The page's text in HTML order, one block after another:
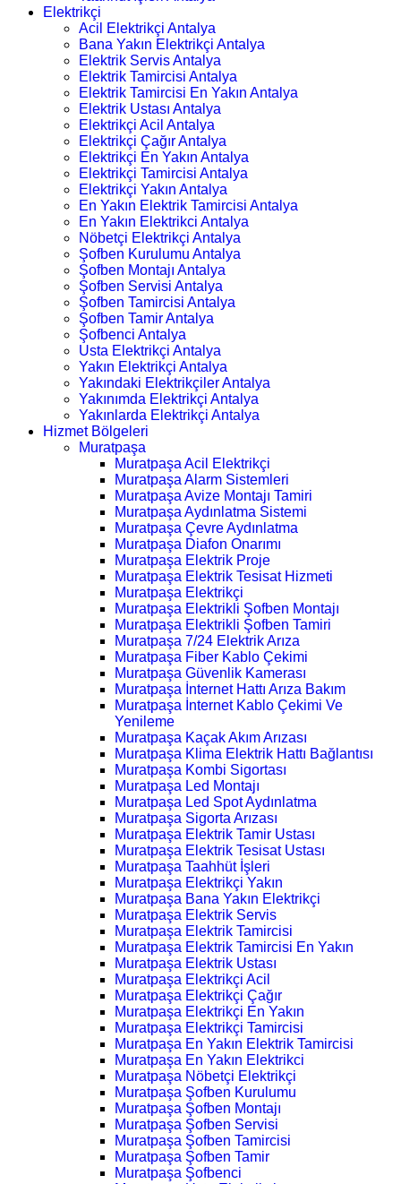
Elektrikçi
Acil Elektrikçi Antalya
Bana Yakın Elektrikçi Antalya
Elektrik Servis Antalya
Elektrik Tamircisi Antalya
Elektrik Tamircisi En Yakın Antalya
Elektrik Ustası Antalya
Elektrikçi Acil Antalya
Elektrikçi Çağır Antalya
Elektrikçi En Yakın Antalya
Elektrikçi Tamircisi Antalya
Elektrikçi Yakın Antalya
En Yakın Elektrik Tamircisi Antalya
En Yakın Elektrikci Antalya
Nöbetçi Elektrikçi Antalya
Şofben Kurulumu Antalya
Şofben Montajı Antalya
Şofben Servisi Antalya
Şofben Tamircisi Antalya
Şofben Tamir Antalya
Şofbenci Antalya
Usta Elektrikçi Antalya
Yakın Elektrikçi Antalya
Yakındaki Elektrikçiler Antalya
Yakınımda Elektrikçi Antalya
Yakınlarda Elektrikçi Antalya
Hizmet Bölgeleri
Muratpaşa
Muratpaşa Acil Elektrikçi
Muratpaşa Alarm Sistemleri
Muratpaşa Avize Montajı Tamiri
Muratpaşa Aydınlatma Sistemi
Muratpaşa Çevre Aydınlatma
Muratpaşa Diafon Onarımı
Muratpaşa Elektrik Proje
Muratpaşa Elektrik Tesisat Hizmeti
Muratpaşa Elektrikçi
Muratpaşa Elektrikli Şofben Montajı
Muratpaşa Elektrikli Şofben Tamiri
Muratpaşa 7/24 Elektrik Arıza
Muratpaşa Fiber Kablo Çekimi
Muratpaşa Güvenlik Kamerası
Muratpaşa İnternet Hattı Arıza Bakım
Muratpaşa İnternet Kablo Çekimi Ve
Yenileme
Muratpaşa Kaçak Akım Arızası
Muratpaşa Klima Elektrik Hattı Bağlantısı
Muratpaşa Kombi Sigortası
Muratpaşa Led Montajı
Muratpaşa Led Spot Aydınlatma
Muratpaşa Sigorta Arızası
Muratpaşa Elektrik Tamir Ustası
Muratpaşa Elektrik Tesisat Ustası
Muratpaşa Taahhüt İşleri
Muratpaşa Elektrikçi Yakın
Muratpaşa Bana Yakın Elektrikçi
Muratpaşa Elektrik Servis
Muratpaşa Elektrik Tamircisi
Muratpaşa Elektrik Tamircisi En Yakın
Muratpaşa Elektrik Ustası
Muratpaşa Elektrikçi Acil
Muratpaşa Elektrikçi Çağır
Muratpaşa Elektrikçi En Yakın
Muratpaşa Elektrikçi Tamircisi
Muratpaşa En Yakın Elektrik Tamircisi
Muratpaşa En Yakın Elektrikci
Muratpaşa Nöbetçi Elektrikçi
Muratpaşa Şofben Kurulumu
Muratpaşa Şofben Montajı
Muratpaşa Şofben Servisi
Muratpaşa Şofben Tamircisi
Muratpaşa Şofben Tamir
Muratpaşa Şofbenci